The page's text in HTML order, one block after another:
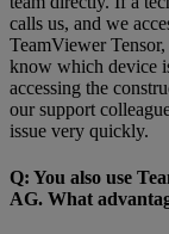
calls us, and we
TeamViewer
know which device
accessing the
our support
issue very quickly.
Q: You also use
AG. What